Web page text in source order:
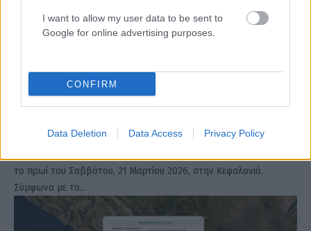
I want to allow my user data to be sent to
Google for online advertising purposes.
CONFIRM
Data Deletion Data Access Privacy Policy
Σεισμική δόνηση 4,1 Ρίχτερ ταρακούνησε την
Κεφαλονιά
ΑΝΑΡΤΗΘΗΚΕ ΑΠΟ ΣΤΈΛΛΑ ΛΊΤΑΙΝΑ 21 ΜΑΡΤΊΟΥ 2026
το πρωί του Σαββάτου, 21 Μαρτίου 2026, στην Κεφαλονιά.
Σύμφωνα με τα…